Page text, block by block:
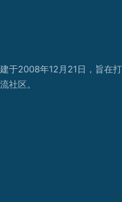
于2008年12月21日，旨在
社区。